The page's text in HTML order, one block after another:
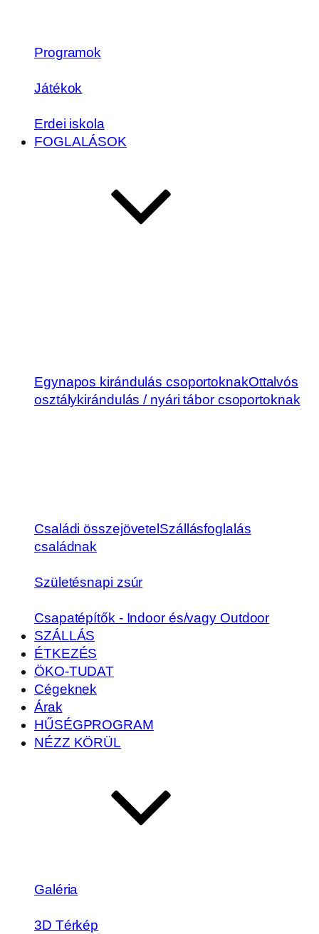
Programok
Játékok
Erdei iskola
FOGLALÁSOK
Egynapos kirándulás csoportoknakOttalvós
osztálykirándulás / nyári tábor csoportoknak
Családi összejövetel Szállásfoglalás
családnak
Születésnapi zsúr
Csapatépítők - Indoor és/vagy Outdoor
SZÁLLÁS
ÉTKEZÉS
ÖKO-TUDAT
Cégeknek
Árak
HŰSÉGPROGRAM
NÉZZ KÖRÜL
Galéria
3D Térkép